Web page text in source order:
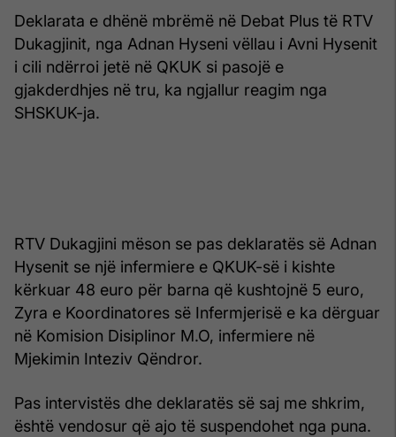
Deklarata e dhënë mbrëmë në Debat Plus të RTV
Dukagjinit, nga Adnan Hyseni vëllau i Avni Hysenit
i cili ndërroi jetë në QKUK si pasojë e
gjakderdhjes në tru, ka ngjallur reagim nga
SHSKUK-ja.
RTV Dukagjini mëson se pas deklaratës së Adnan
Hysenit se një infermiere e QKUK-së i kishte
kërkuar 48 euro për barna që kushtojnë 5 euro,
Zyra e Koordinatores së Infermjerisë e ka dërguar
në Komision Disiplinor M.O, infermiere në
Mjekimin Inteziv Qëndror.
Pas intervistës dhe deklaratës së saj me shkrim,
është vendosur që ajo të suspendohet nga puna.